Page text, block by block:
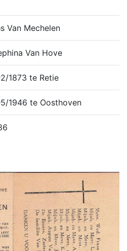
Van Mechelen
Van Hove
1873 te Retie
1946 te Oosthoven